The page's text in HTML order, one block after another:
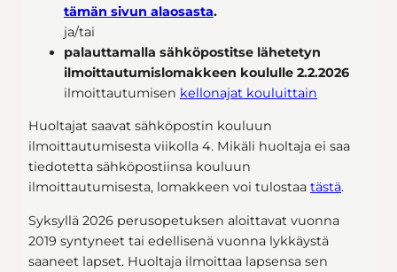
tämän sivun alaosasta.
ja/tai
palauttamalla sähköpostitse lähetetyn
ilmoittautumislomakkeen koululle 2.2.2026
ilmoittautumisen kellonajat kouluittain
Huoltajat saavat sähköpostin kouluun
ilmoittautumisesta viikolla 4. Mikäli huoltaja ei saa
tiedotetta sähköpostiinsa kouluun
ilmoittautumisesta, lomakkeen voi tulostaa tästä.
Syksyllä 2026 perusopetuksen aloittavat vuonna
2019 syntyneet tai edellisenä vuonna lykkäystä
saaneet lapset. Huoltaja ilmoittaa lapsensa sen